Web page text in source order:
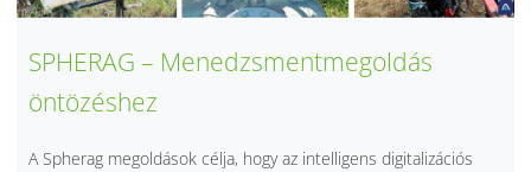
SPHERAG – Menedzsmentmegoldás
öntözéshez
A Spherag megoldások célja, hogy az intelligens digitalizációs